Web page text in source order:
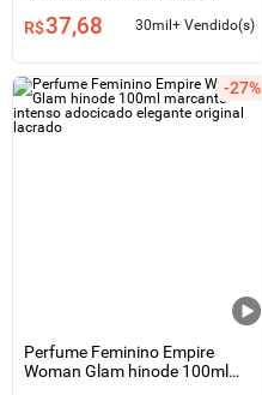
R$37,68 30mil+ Vendido(s)
-27%
Perfume Feminino Empire
Woman Glam hinode 100ml